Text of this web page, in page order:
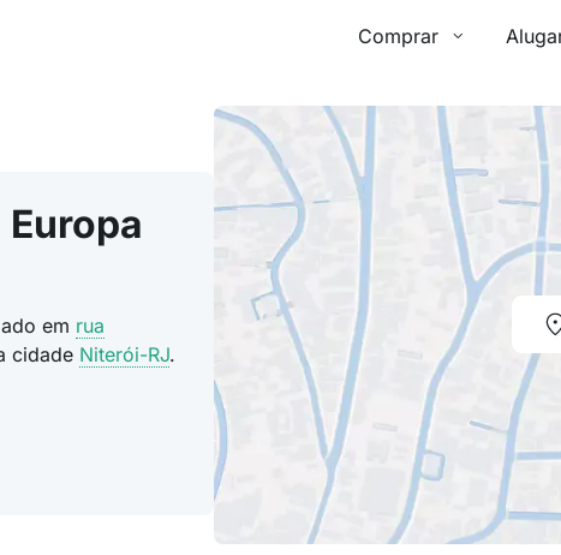
Comprar
em rua
cidade Niterói-RJ.